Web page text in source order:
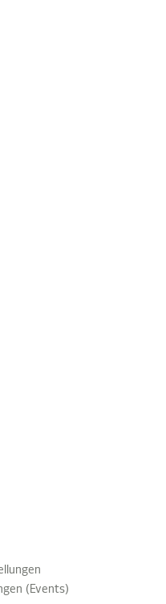
(Events)